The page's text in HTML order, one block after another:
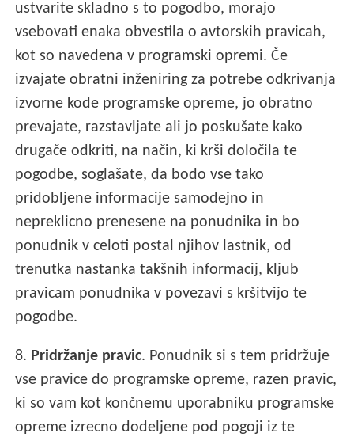
ustvarite skladno s to pogodbo, morajo
vsebovati enaka obvestila o avtorskih pravicah,
kot so navedena v programski opremi. Če
izvajate obratni inženiring za potrebe odkrivanja
izvorne kode programske opreme, jo obratno
prevajate, razstavljate ali jo poskušate kako
drugače odkriti, na način, ki krši določila te
pogodbe, soglašate, da bodo vse tako
pridobljene informacije samodejno in
nepreklicno prenesene na ponudnika in bo
ponudnik v celoti postal njihov lastnik, od
trenutka nastanka takšnih informacij, kljub
pravicam ponudnika v povezavi s kršitvijo te
pogodbe.
8. Pridržanje pravic. Ponudnik si s tem pridržuje
vse pravice do programske opreme, razen pravic,
ki so vam kot končnemu uporabniku programske
opreme izrecno dodeljene pod pogoji iz te